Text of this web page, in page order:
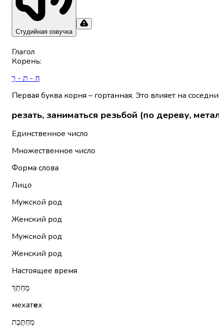
Студийная озвучка
Глагол
Корень:
ח - ת - ך
Первая буква корня – гортанная. Это влияет на
резать, заниматься резьбой (по дереву,
Единственное число
Множественное число
Форма слова
Лицо
Мужской род
Женский род
Мужской род
Женский род
Настоящее время
מְחַתֵּךְ
мехатех
מְחַתֶּכֶת